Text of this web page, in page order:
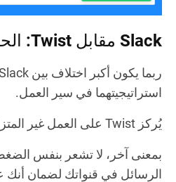
Slack مقابل Twist: الحضور
استراتيجيتهما في سير العمل.
يُركز Twist على العمل غير المتزامن.
بمعنى آخر، لا تشعر بنفس
الرسائل في قنواتك لضمان أنك